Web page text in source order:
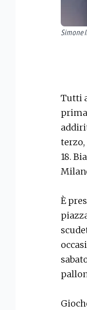
Simone
Tutti
terzo,
18.
È